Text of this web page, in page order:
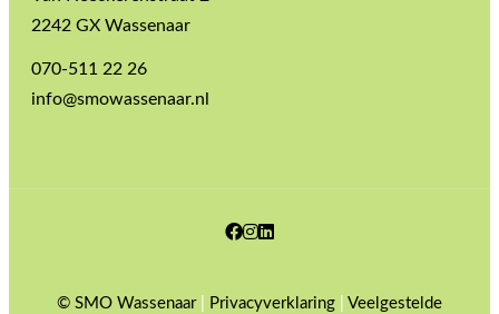
2242 GX Wassenaar
070-511 22 26
info@smowassenaar.nl
Facebook
Instagram
© SMO Wassenaar| Privacyverklaring
Veelgestelde